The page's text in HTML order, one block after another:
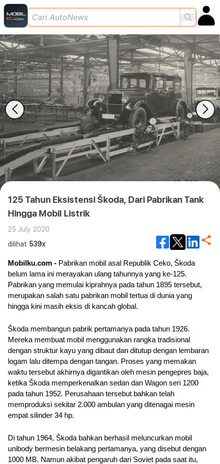
125 Tahun Eksistensi Škoda, Dari Pabrikan Tank
Hingga Mobil Listrik
25 July 2020
dilihat 539x
Mobilku.com - Pabrikan mobil asal Republik Ceko, Škoda
belum lama ini merayakan ulang tahunnya yang ke-125.
Pabrikan yang memulai kiprahnya pada tahun 1895 tersebut,
merupakan salah satu pabrikan mobil tertua di dunia yang
hingga kini masih eksis di kancah global.
Škoda membangun pabrik pertamanya pada tahun 1926.
Mereka membuat mobil menggunakan rangka tradisional
dengan struktur kayu yang dibaut dan ditutup dengan lembaran
logam lalu ditempa dengan tangan. Proses yang memakan
waktu tersebut akhirnya digantikan oleh mesin pengepres baja,
ketika Škoda memperkenalkan sedan dan Wagon seri 1200
pada tahun 1952. Perusahaan tersebut bahkan telah
memproduksi sekitar 2.000 ambulan yang ditenagai mesin
empat silinder 34 hp.
Di tahun 1964, Škoda bahkan berhasil meluncurkan mobil
unibody bermesin belakang pertamanya, yang disebut dengan
1000 MB. Namun akibat pengaruh dari Soviet pada saat itu,